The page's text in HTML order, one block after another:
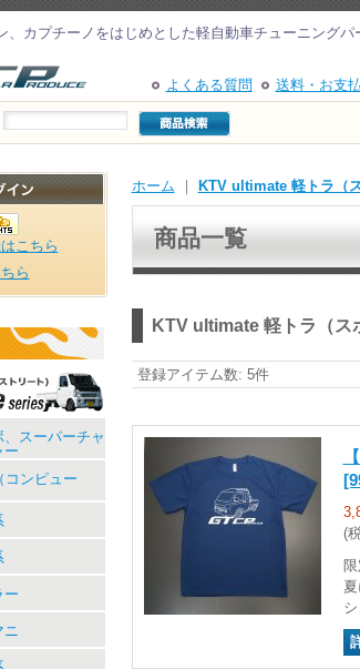
、カプチーノをはじめとした軽自動車チューニングパ
よくある質問 送料・お支
こちら
ら
、スーパーチャ
ー
コンピュー
ー
ニ
ホーム ｜ KTV ultimate 軽トラ（
商品一覧
KTV ultimate 軽トラ（ス
登録アイテム数: 5件
(